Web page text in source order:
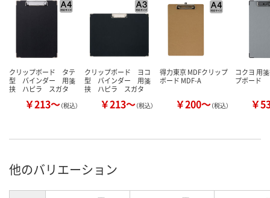
クリップボード タテ
型 バインダー 用箋
挟 ハピラ スガタ
￥213～（税込）
クリップボード ヨコ
型 バインダー 用箋
挟 ハピラ スガタ
￥213～（税込）
得力東京 MDFクリップ
ボード MDF-A
￥200～（税込）
コクヨ 用
プボード
￥
他のバリエーション